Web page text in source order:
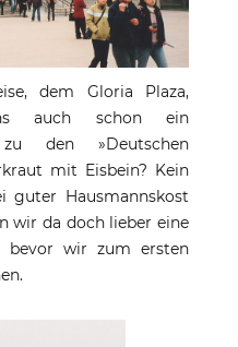
dem Gloria Plaza,
auch schon ein
den »Deutschen
mit Eisbein? Kein
guter Hausmannskost
wir da doch lieber eine
bevor wir zum ersten